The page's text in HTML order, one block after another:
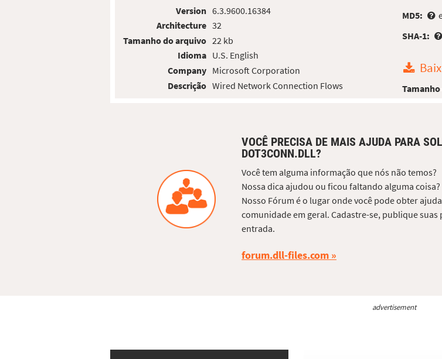
Version
Architecture
Tamanho do arquivo
Idioma
Company
Descrição
6.3.9600.16384
32
22 kb
U.S. English
Microsoft Corporation
Wired Network Connection Flows
MD5:
SHA-1:
VOCÊ PRECISA DE MAIS AJUDA PARA
DOT3CONN.DLL?
Você tem alguma informação que nós não temos?
Nossa dica ajudou ou ficou faltando alguma coisa?
Nosso Fórum é o lugar onde você pode obter
comunidade em geral. Cadastre-se, publique
entrada.
forum.dll-files.com
advertisement